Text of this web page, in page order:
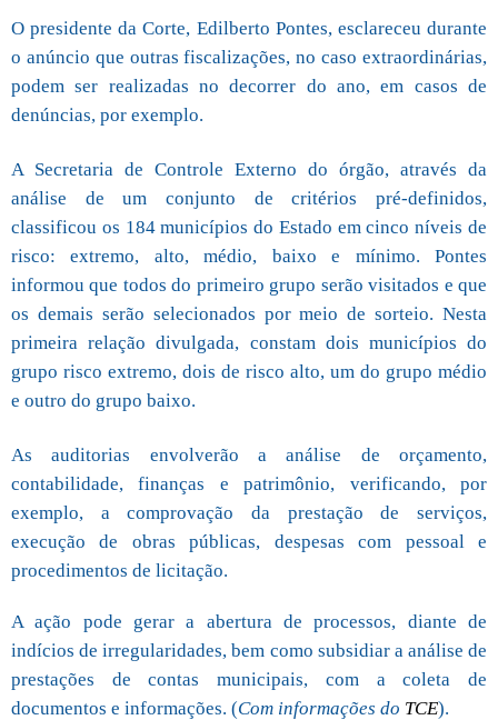
O presidente da Corte, Edilberto Pontes, esclareceu durante
o anúncio que outras fiscalizações, no caso extraordinárias,
podem ser realizadas no decorrer do ano, em casos de
denúncias, por exemplo.
A Secretaria de Controle Externo do órgão, através da
análise de um conjunto de critérios pré-definidos,
classificou os 184 municípios do Estado em cinco níveis de
risco: extremo, alto, médio, baixo e mínimo. Pontes
informou que todos do primeiro grupo serão visitados e que
os demais serão selecionados por meio de sorteio. Nesta
primeira relação divulgada, constam dois municípios do
grupo risco extremo, dois de risco alto, um do grupo médio
e outro do grupo baixo.
As auditorias envolverão a análise de orçamento,
contabilidade, finanças e patrimônio, verificando, por
exemplo, a comprovação da prestação de serviços,
execução de obras públicas, despesas com pessoal e
procedimentos de licitação.
A ação pode gerar a abertura de processos, diante de
indícios de irregularidades, bem como subsidiar a análise de
prestações de contas municipais, com a coleta de
documentos e informações. (Com informações do TCE).